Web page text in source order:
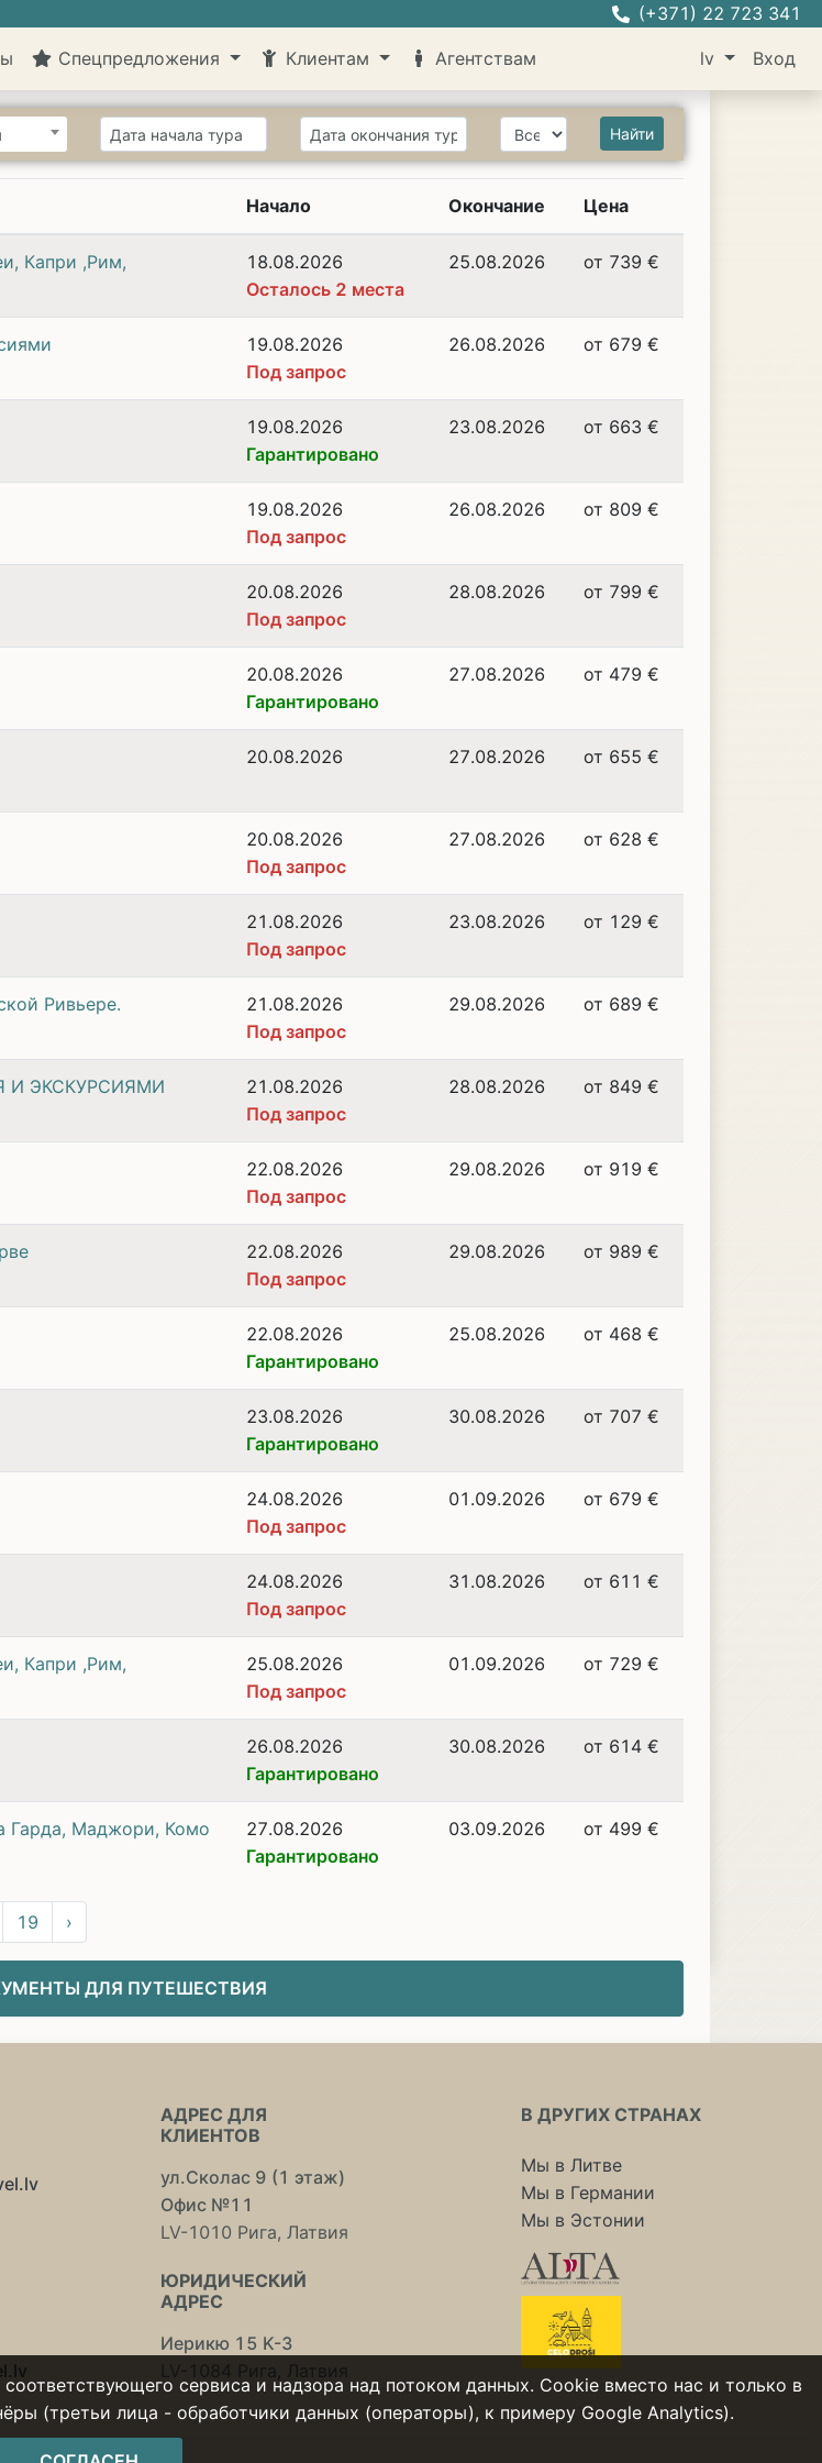
(+371) 22 723 341
Спецпредложения Клиентам Агентствам lv Вход
Найти
Начало Окончание Цена
Капри ,Рим,
18.08.2026
Осталось 2 места
25.08.2026 от 739 €
19.08.2026
Под запрос
26.08.2026 от 679 €
19.08.2026
Гарантировано
23.08.2026 от 663 €
19.08.2026
Под запрос
26.08.2026 от 809 €
20.08.2026
Под запрос
28.08.2026 от 799 €
20.08.2026
Гарантировано
27.08.2026 от 479 €
20.08.2026 27.08.2026 от 655 €
20.08.2026
Под запрос
27.08.2026 от 628 €
21.08.2026
Под запрос
23.08.2026 от 129 €
Ривьере.
21.08.2026
Под запрос
29.08.2026 от 689 €
И ЭКСКУРСИЯМИ
21.08.2026
Под запрос
28.08.2026 от 849 €
22.08.2026
Под запрос
29.08.2026 от 919 €
22.08.2026
Под запрос
29.08.2026 от 989 €
22.08.2026
Гарантировано
25.08.2026 от 468 €
23.08.2026
Гарантировано
30.08.2026 от 707 €
24.08.2026
Под запрос
01.09.2026 от 679 €
24.08.2026
Под запрос
31.08.2026 от 611 €
Капри ,Рим,
25.08.2026
Под запрос
01.09.2026 от 729 €
26.08.2026
Гарантировано
30.08.2026 от 614 €
Гарда, Маджори, Комо
27.08.2026
Гарантировано
03.09.2026 от 499 €
19 ›
ДЛЯ ПУТЕШЕСТВИЯ
АДРЕС ДЛЯ
КЛИЕНТОВ
ул.Сколас 9 (1 этаж)
Офис №11
LV-1010 Рига, Латвия
ЮРИДИЧЕСКИЙ
АДРЕС
Иерикю 15 K-3
LV-1084 Рига, Латвия
В ДРУГИХ СТРАНАХ
Мы в Литве
Мы в Германии
Мы в Эстонии
сервиса и надзора над потоком данных. Cookie вместо нас и только в
(третьи лица - обработчики данных (операторы), к примеру Google Analytics).